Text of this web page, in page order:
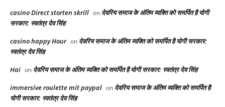
casino Direct storten skrill on देवरिय समाज के अंतिम व्यक्ति को समर्पित है योगी
सरकार: स्वतंत्र देव सिंह
casino happy Hour on देवरिय समाज के अंतिम व्यक्ति को समर्पित है योगी सरकार:
स्वतंत्र देव सिंह
Hai on देवरिय समाज के अंतिम व्यक्ति को समर्पित है योगी सरकार: स्वतंत्र देव सिंह
immersive roulette mit paypal on देवरिय समाज के अंतिम व्यक्ति को समर्पित है
योगी सरकार: स्वतंत्र देव सिंह